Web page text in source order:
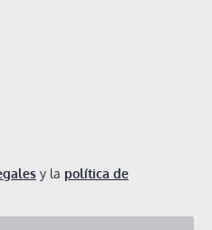
y la política de